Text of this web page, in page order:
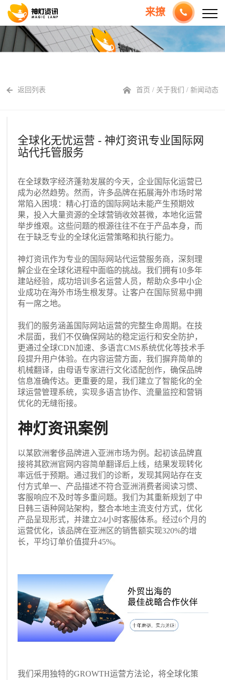
来撩
返回列表 首页 / 关于我们 / 新闻动态
全球化无忧运营 - 神灯资讯专业国际网
站代托管服务
在全球数字经济蓬勃发展的今天，企业国际化运营已
成为必然趋势。然而，许多品牌在拓展海外市场时常
常陷入困境：精心打造的国际网站未能产生预期效
果，投入大量资源的全球营销收效甚微，本地化运营
举步维艰。这些问题的根源往往不在于产品本身，而
在于缺乏专业的全球化运营策略和执行能力。
神灯资讯作为专业的国际网站代运营服务商，深刻理
解企业在全球化进程中面临的挑战。我们拥有10多年
建站经验，成功培训多名运营人员，帮助众多中小企
业成功在海外市场生根发芽。让客户在国际贸易中拥
有一席之地。
我们的服务涵盖国际网站运营的完整生命周期。在技
术层面，我们不仅确保网站的稳定运行和安全防护，
更通过全球CDN加速、多语言CMS系统优化等技术手
段提升用户体验。在内容运营方面，我们摒弃简单的
机械翻译，由母语专家进行文化适配创作，确保品牌
信息准确传达。更重要的是，我们建立了智能化的全
球运营管理系统，实现多语言协作、流量监控和营销
优化的无缝衔接。
神灯资讯案例
以某欧洲奢侈品牌进入亚洲市场为例。起初该品牌直
接将其欧洲官网内容简单翻译后上线，结果发现转化
率远低于预期。通过我们的诊断，发现其网站存在支
付方式单一、产品描述不符合亚洲消费者阅读习惯、
客服响应不及时等多重问题。我们为其重新规划了中
日韩三语种网站架构，整合本地主流支付方式，优化
产品呈现形式，并建立24小时客服体系。经过6个月的
运营优化，该品牌在亚洲区的销售额实现320%的增
长，平均订单价值提升45%。
我们采用独特的GROWTH运营方法论，将全球化策